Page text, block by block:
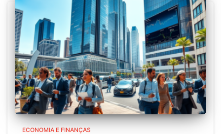
ECONOMIA E FINANÇAS